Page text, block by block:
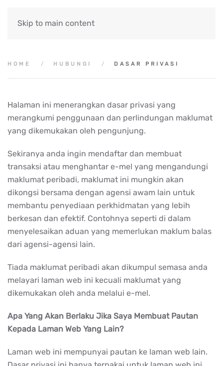
Skip to main content
HOME HUBUNGI DASAR PRIVASI
Halaman ini menerangkan dasar privasi yang
merangkumi penggunaan dan perlindungan maklumat
yang dikemukakan oleh pengunjung.
Sekiranya anda ingin mendaftar dan membuat
transaksi atau menghantar e-mel yang mengandungi
maklumat peribadi, maklumat ini mungkin akan
dikongsi bersama dengan agensi awam lain untuk
membantu penyediaan perkhidmatan yang lebih
berkesan dan efektif. Contohnya seperti di dalam
menyelesaikan aduan yang memerlukan maklum balas
dari agensi-agensi lain.
Tiada maklumat peribadi akan dikumpul semasa anda
melayari laman web ini kecuali maklumat yang
dikemukakan oleh anda melalui e-mel.
Apa Yang Akan Berlaku Jika Saya Membuat Pautan
Kepada Laman Web Yang Lain?
Laman web ini mempunyai pautan ke laman web lain.